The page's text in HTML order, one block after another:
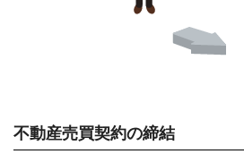
不動産売買契約の締結